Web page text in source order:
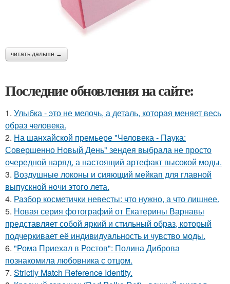
читать дальше →
Последние обновления на сайте:
1. Улыбка - это не мелочь, а деталь, которая меняет весь
образ человека.
2. На шанхайской премьере "Человека - Паука:
Совершенно Новый День" зендея выбрала не просто
очередной наряд, а настоящий артефакт высокой моды.
3. Воздушные локоны и сияющий мейкап для главной
выпускной ночи этого лета.
4. Разбор косметички невесты: что нужно, а что лишнее.
5. Новая серия фотографий от Екатерины Варнавы
представляет собой яркий и стильный образ, который
подчеркивает её индивидуальность и чувство моды.
6. "Рома Приехал в Ростов": Полина Диброва
познакомила любовника с отцом.
7. Strictly Match Reference Identity.